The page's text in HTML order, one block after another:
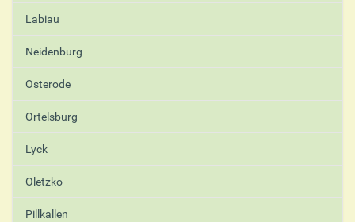
Labiau
Neidenburg
Osterode
Ortelsburg
Lyck
Oletzko
Pillkallen